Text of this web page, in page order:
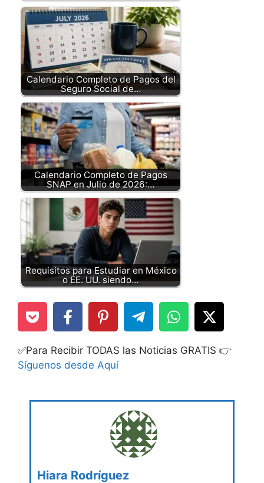
Calendario Completo de Pagos del
Seguro Social de…
Calendario Completo de Pagos
SNAP en Julio de 2026:…
Requisitos para Estudiar en México
o EE. UU. siendo…
✅Para Recibir TODAS las Noticias GRATIS 👉
Síguenos desde Aquí
Hiara Rodríguez